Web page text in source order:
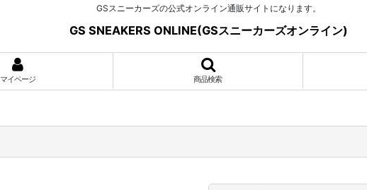
GSスニーカーズの公式オンライン通販サイトになります。
GS SNEAKERS ONLINE(GSスニーカーズオンライン)
マイページ 商品検索